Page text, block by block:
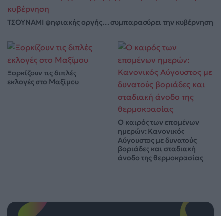
ΤΣΟΥΝΑΜΙ ψηφιακής οργής… συμπαρασύρει την κυβέρνηση
Ξορκίζουν τις διπλές
εκλογές στο Μαξίμου
Ο καιρός των επομένων
ημερών: Κανονικός
Αύγουστος με δυνατούς
βοριάδες και σταδιακή
άνοδο της θερμοκρασίας